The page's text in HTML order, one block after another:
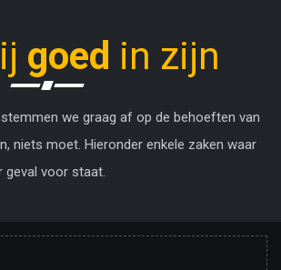
goed in zijn
we graag af op de behoeften van
niets moet. Hieronder enkele zaken waar
geval voor staat.